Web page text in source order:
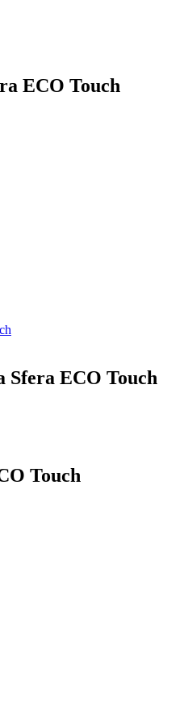
ECO Touch
Sfera ECO Touch
Touch